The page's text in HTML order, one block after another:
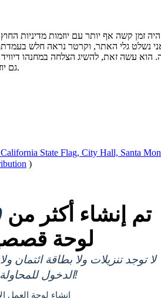
זמן קשה אף יותר עם יוזמות מדיניות
נשלט גלי האתר, וקרטר נראה חלש
הוא עשה זאת, להשיג הצלחה במחנהו
גם יוזמות שלו על זכויות אדם.
State Flag, City Hall, Santa
)
تم إنشاء أكثر من
لوحة
لا توجد تنزيلات ولا بطاقة ائتمان
الدخول للمحاولة!
إنشاء لوحة العمل